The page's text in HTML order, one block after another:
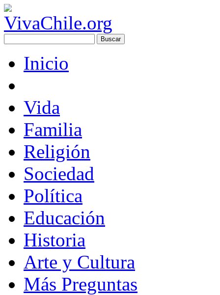
Inicio
Vida
Familia
Religión
Sociedad
Política
Educación
Historia
Arte y Cultura
Más Preguntas